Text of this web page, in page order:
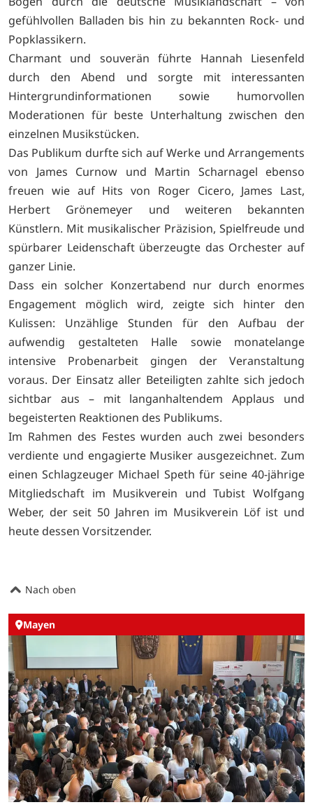
gefühlvollen Balladen bis hin zu bekannten Rock- und
Popklassikern.
Charmant und souverän führte Hannah Liesenfeld
durch den Abend und sorgte mit interessanten
Hintergrundinformationen sowie humorvollen
Moderationen für beste Unterhaltung zwischen den
einzelnen Musikstücken.
Das Publikum durfte sich auf Werke und Arrangements
von James Curnow und Martin Scharnagel ebenso
freuen wie auf Hits von Roger Cicero, James Last,
Herbert Grönemeyer und weiteren bekannten
Künstlern. Mit musikalischer Präzision, Spielfreude und
spürbarer Leidenschaft überzeugte das Orchester auf
ganzer Linie.
Dass ein solcher Konzertabend nur durch enormes
Engagement möglich wird, zeigte sich hinter den
Kulissen: Unzählige Stunden für den Aufbau der
aufwendig gestalteten Halle sowie monatelange
intensive Probenarbeit gingen der Veranstaltung
voraus. Der Einsatz aller Beteiligten zahlte sich jedoch
sichtbar aus – mit langanhaltendem Applaus und
begeisterten Reaktionen des Publikums.
Im Rahmen des Festes wurden auch zwei besonders
verdiente und engagierte Musiker ausgezeichnet. Zum
einen Schlagzeuger Michael Speth für seine 40-jährige
Mitgliedschaft im Musikverein und Tubist Wolfgang
Weber, der seit 50 Jahren im Musikverein Löf ist und
heute dessen Vorsitzender.
Nach oben
Mayen